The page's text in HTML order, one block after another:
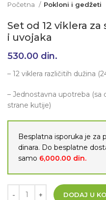
Početna Pokloni i gedžeti
Set od 12 viklera
i uvojaka
530.00 din.
– 12 viklera različitih dužina
– Jednostavna upotreba
strane kutije)
Besplatna isporuka je za
dinara. Do besplatne
samo 6,000.00 din.
DODAJ U